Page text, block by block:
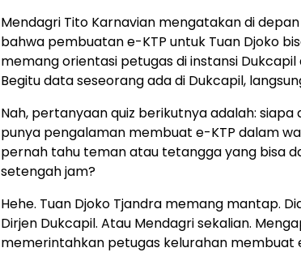
Mendagri Tito Karnavian mengatakan di
bahwa pembuatan e-KTP untuk Tuan Djoko
memang orientasi petugas di instansi
Begitu data seseorang ada di Dukcapil,
Nah, pertanyaan quiz berikutnya adalah:
punya pengalaman membuat e-KTP dalam
pernah tahu teman atau tetangga yang bisa
setengah jam?
Hehe. Tuan Djoko Tjandra memang mantap.
Dirjen Dukcapil. Atau Mendagri sekalian.
memerintahkan petugas kelurahan membuat